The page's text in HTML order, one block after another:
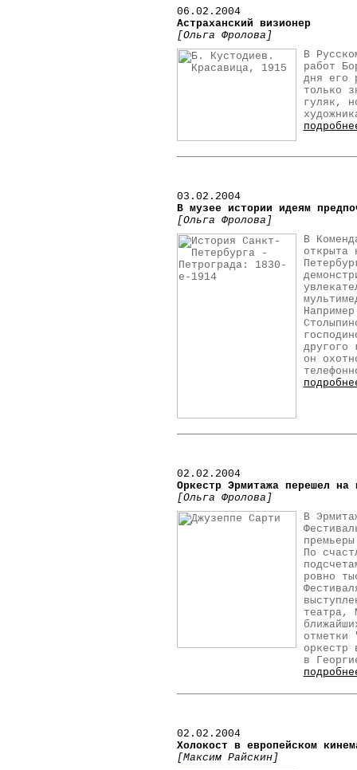
06.02.2004
Астраханский визионер
[Ольга Фролова]
В
работ
дня его
только
гуляк,
03.02.2004
В музее истории идеям
[Ольга Фролова]
В
открыта
другого
он
02 .02.2004
Оркестр Эрмитажа перешел на
[Ольга Фролова]
В
По
ровно
театра,
отметки
оркестр
в
02 .02.2004
Холокост в европейском
[Максим Райскин]